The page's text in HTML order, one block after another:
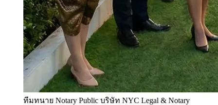
ทีมทนาย Notary Public บริษัท NYC Legal & Notary